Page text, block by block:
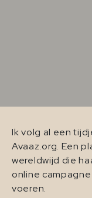
Ik volg al een
Avaaz.org. Een
wereldwijd die
online
voeren.